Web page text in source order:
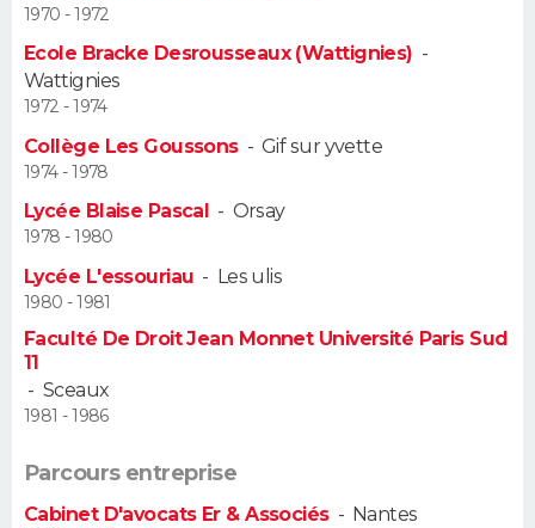
Alimentation
Guide de la santé
Maladies
Médicaments
Sommeil
VOYAGE
Destinations
City break
Voyage nature
Voyage de noces
Forum
Climat
+
PHOTO
GUIDES D'ACHAT
BONS PLANS
CARTE DE VOEUX
DICTIONNAIRE
Dictionnaire
Biographies
Citations
Expressions
Proverbes
PROGRAMME TV
1970 - 1972
Ecole Bracke Desrousseaux (Wattignies) -
Wattignies
1972 - 1974
Collège Les Goussons-Gif sur yvette
1974 - 1978
Lycée Blaise Pascal - Orsay
1978 - 1980
Lycée L'essouriau - Les ulis
1980 - 1981
Faculté De Droit Jean Monnet Université Paris Sud
11
- Sceaux
1981 - 1986
Parcours entreprise
Cabinet D'avocats Er & Associés- Nantes